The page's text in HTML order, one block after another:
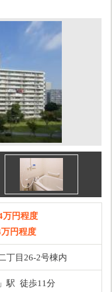
万円程度
万円程度
丁目26-2号棟内
駅 徒歩11分